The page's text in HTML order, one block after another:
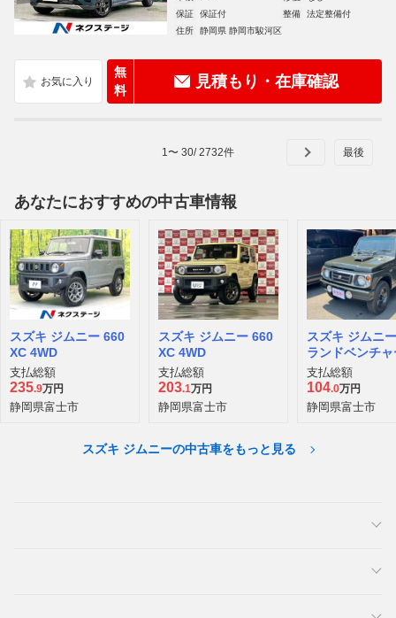
保証
保証付 整備
法定整備付
住所
静岡県 静岡市駿河区
無
料
見積もり・在庫確認
1 〜 30/2732件
あなたにおすすめの中古車情報
スズキ ジムニー 660
XC 4WD
支払総額
235.9万円
静岡県富士市
スズキ ジムニー 660
XC 4WD
支払総額
203.1万円
静岡県富士市
スズキ ジムニ
ランドベンチ
WD
支払総額
104.0万円
静岡県富士市
スズキ ジムニーの中古車をもっと見る